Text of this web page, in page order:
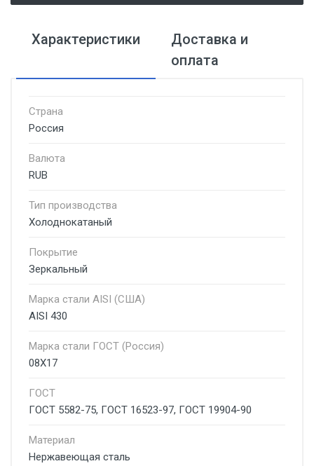
Характеристики
Доставка и
оплата
Страна
Россия
Валюта
RUB
Тип производства
Холоднокатаный
Покрытие
Зеркальный
Марка стали AISI (США)
AISI 430
Марка стали ГОСТ (Россия)
08Х17
ГОСТ
ГОСТ 5582-75, ГОСТ 16523-97, ГОСТ 19904-90
Материал
Нержавеющая сталь